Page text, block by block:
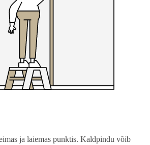
ja laiemas punktis. Kaldpindu võib